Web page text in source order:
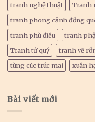
tranh nghệ thuật
Tranh
tranh phong cảnh đồng
tranh phù điêu
tranh
Tranh tứ quý
tranh vẽ
tùng cúc trúc mai
xuân
Bài viết mới